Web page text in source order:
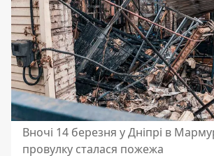
Вночі 14 березня у Дніпрі в
провулку сталася пожежа